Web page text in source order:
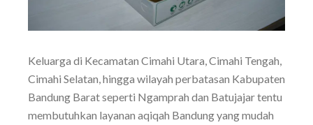
Keluarga di Kecamatan Cimahi Utara, Cimahi Tengah,
Cimahi Selatan, hingga wilayah perbatasan Kabupaten
Bandung Barat seperti Ngamprah dan Batujajar tentu
membutuhkan layanan aqiqah Bandung yang mudah